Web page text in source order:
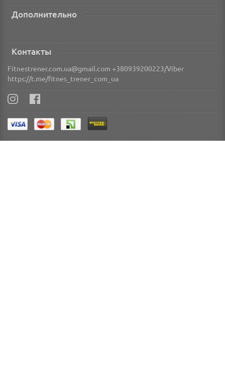
Дополнительно
Контакты
Fitnestrener.com.ua@gmail.com +380939200223/Viber
https://t.me/fitnes_trener_com_ua